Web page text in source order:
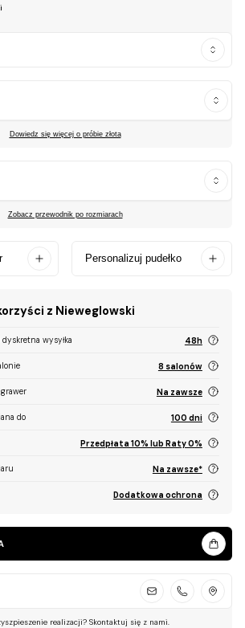
Dowiedz się więcej o próbie złota
Zobacz przewodnik po rozmiarach
Personalizuj pudełko
z Nieweglowski
dyskretna wysyłka 48h
8 salonów
Na zawsze
do 100 dni
Przedpłata 10% lub Raty 0%
Na zawsze*
Dodatkowa ochrona
realizacji? Skontaktuj się z nami.